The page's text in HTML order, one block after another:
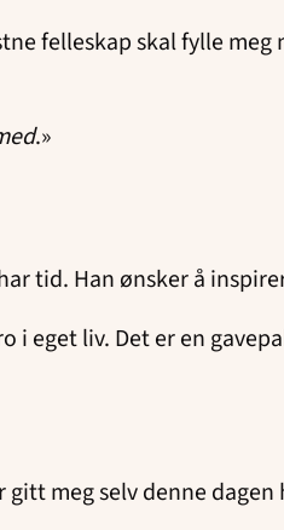
felleskap skal fylle
.»
tid. Han ønsker å
eget liv. Det er en
meg selv denne dagen